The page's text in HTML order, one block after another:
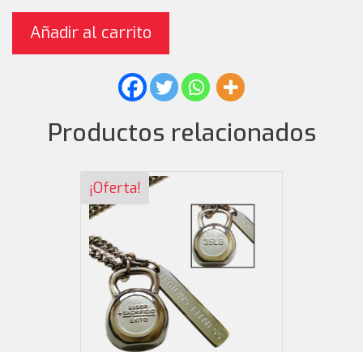
Añadir al carrito
Productos relacionados
¡Oferta!